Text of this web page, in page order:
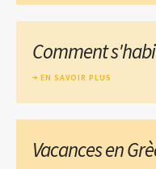
Comment
EN SAVOIR PLUS
Vacances en